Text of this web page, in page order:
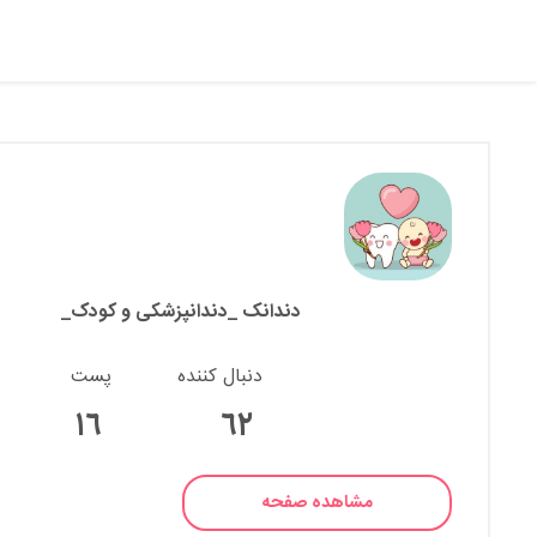
دندانک _دندانپزشکی و کودک_
دنبال کننده
٦٢
پست
١٦
مشاهده صفحه